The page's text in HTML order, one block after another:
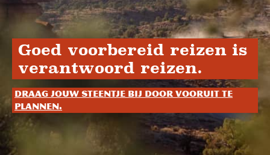
Goed voorbereid reizen is
verantwoord reizen.
Draag jouw steentje bij door vooruit te
plannen.